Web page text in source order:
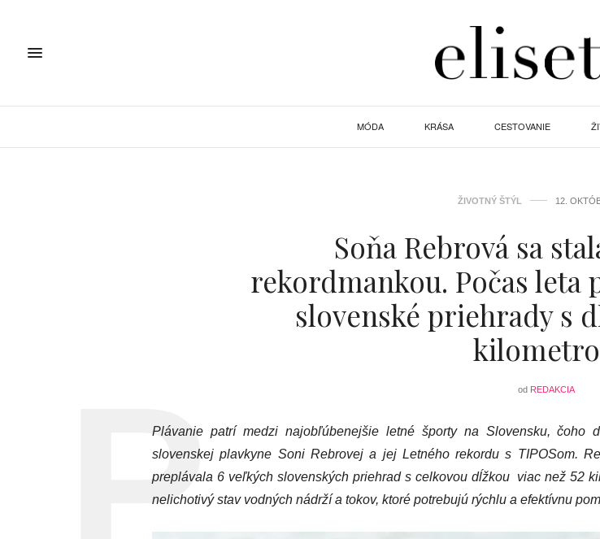
MÓDA KRÁSA CESTOVANIE
ŽIVOTNÝ ŠTÝL 12.
Soňa Rebrová sa
rekordmankou. Počas leta
slovenské priehrady s
od REDAKCIA
Plávanie patrí medzi najobľúbenejšie letné športy na Slovensku, čoho
slovenskej plavkyne Soni Rebrovej a jej Letného rekordu s TIPOSom.
preplávala 6 veľkých slovenských priehrad s celkovou dĺžkou viac než 52
nelichotivý stav vodných nádrží a tokov, ktoré potrebujú rýchlu a efektívnu